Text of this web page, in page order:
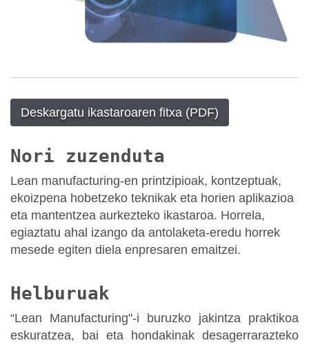
Deskargatu ikastaroaren fitxa (PDF)
Nori zuzenduta
Lean manufacturing-en printzipioak, kontzeptuak,
ekoizpena hobetzeko teknikak eta horien aplikazioa
eta mantentzea aurkezteko ikastaroa. Horrela,
egiaztatu ahal izango da antolaketa-eredu horrek
mesede egiten diela enpresaren emaitzei.
Helburuak
“Lean Manufacturing"-i buruzko jakintza praktikoa
eskuratzea, bai eta hondakinak desagerrarazteko